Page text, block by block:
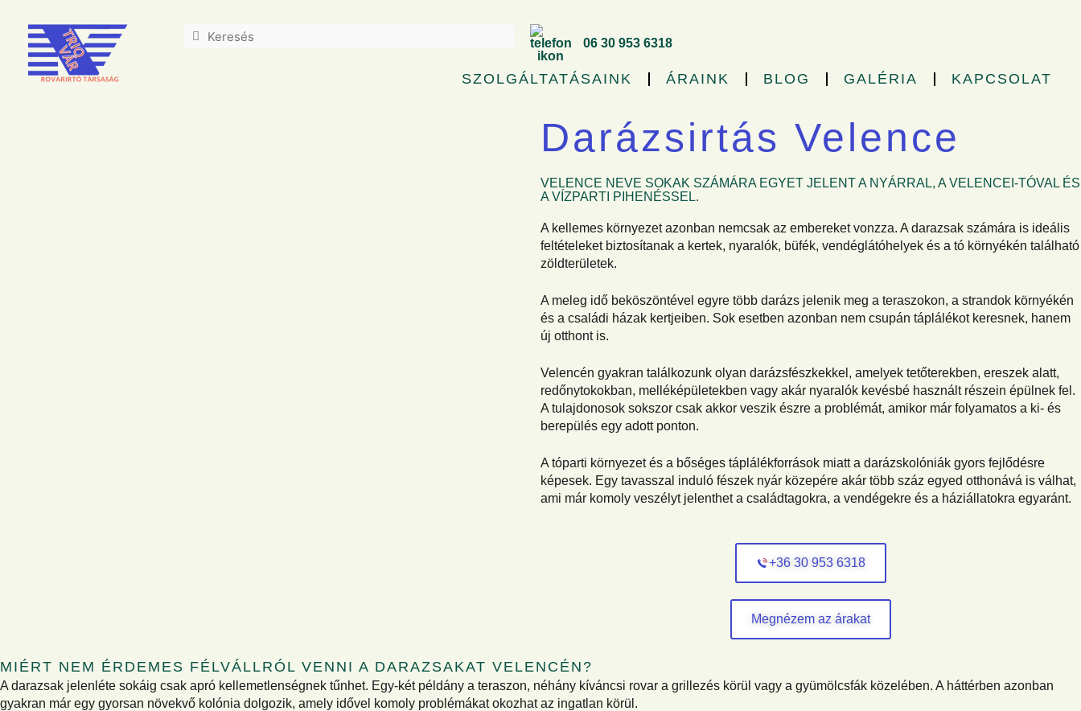
06 30 953 6318
SZOLGÁLTATÁSAINK ÁRAINK BLOG GALÉRIA KAPCSOLAT
Darázsirtás Velence
VELENCE NEVE SOKAK SZÁMÁRA EGYET JELENT A NYÁRRAL, A VELENCEI-TÓVAL ÉS
A VÍZPARTI PIHENÉSSEL.
A kellemes környezet azonban nemcsak az embereket vonzza. A darazsak számára is ideális
feltételeket biztosítanak a kertek, nyaralók, büfék, vendéglátóhelyek és a tó környékén található
zöldterületek.
A meleg idő beköszöntével egyre több darázs jelenik meg a teraszokon, a strandok környékén
és a családi házak kertjeiben. Sok esetben azonban nem csupán táplálékot keresnek, hanem
új otthont is.
Velencén gyakran találkozunk olyan darázsfészkekkel, amelyek tetőterekben, ereszek alatt,
redőnytokokban, melléképületekben vagy akár nyaralók kevésbé használt részein épülnek fel.
A tulajdonosok sokszor csak akkor veszik észre a problémát, amikor már folyamatos a ki- és
berepülés egy adott ponton.
A tóparti környezet és a bőséges táplálékforrások miatt a darázskolóniák gyors fejlődésre
képesek. Egy tavasszal induló fészek nyár közepére akár több száz egyed otthonává is válhat,
ami már komoly veszélyt jelenthet a családtagokra, a vendégekre és a háziállatokra egyaránt.
+36 30 953 6318
Megnézem az árakat
MIÉRT NEM ÉRDEMES FÉLVÁLLRÓL VENNI A DARAZSAKAT VELENCÉN?
A darazsak jelenléte sokáig csak apró kellemetlenségnek tűnhet. Egy-két példány a teraszon, néhány kíváncsi rovar a grillezés körül vagy a gyümölcsfák közelében. A háttérben azonban
gyakran már egy gyorsan növekvő kolónia dolgozik, amely idővel komoly problémákat okozhat az ingatlan körül.